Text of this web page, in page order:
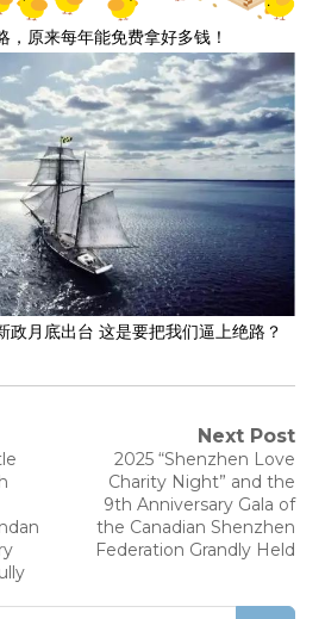
，原来每年能免费拿好多钱！
政月底出台 这是要把我们逼上绝路？
Next Post
2025 “Shenzhen Love
Charity Night” and the
9th Anniversary Gala of
the Canadian Shenzhen
Federation Grandly Held